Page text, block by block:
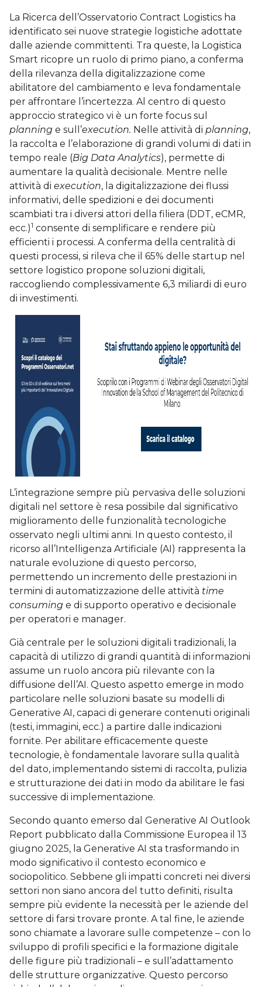
La Ricerca dell’Osservatorio Contract Logistics ha
identificato sei nuove strategie logistiche adottate
dalle aziende committenti. Tra queste, la Logistica
Smart ricopre un ruolo di primo piano, a conferma
della rilevanza della digitalizzazione come
abilitatore del cambiamento e leva fondamentale
per affrontare l’incertezza. Al centro di questo
approccio strategico vi è un forte focus sul
planning e sull’execution. Nelle attività di planning,
la raccolta e l’elaborazione di grandi volumi di dati in
tempo reale (Big Data Analytics), permette di
aumentare la qualità decisionale. Mentre nelle
attività di execution, la digitalizzazione dei flussi
informativi, delle spedizioni e dei documenti
scambiati tra i diversi attori della filiera (DDT, eCMR,
ecc.)1 consente di semplificare e rendere più
efficienti i processi. A conferma della centralità di
questi processi, si rileva che il 65% delle startup nel
settore logistico propone soluzioni digitali,
raccogliendo complessivamente 6,3 miliardi di euro
di investimenti.
L’integrazione sempre più pervasiva delle soluzioni
digitali nel settore è resa possibile dal significativo
miglioramento delle funzionalità tecnologiche
osservato negli ultimi anni. In questo contesto, il
ricorso all’Intelligenza Artificiale (AI) rappresenta la
naturale evoluzione di questo percorso,
permettendo un incremento delle prestazioni in
termini di automatizzazione delle attività time
consuming e di supporto operativo e decisionale
per operatori e manager.
Già centrale per le soluzioni digitali tradizionali, la
capacità di utilizzo di grandi quantità di informazioni
assume un ruolo ancora più rilevante con la
diffusione dell’AI. Questo aspetto emerge in modo
particolare nelle soluzioni basate su modelli di
Generative AI, capaci di generare contenuti originali
(testi, immagini, ecc.) a partire dalle indicazioni
fornite. Per abilitare efficacemente queste
tecnologie, è fondamentale lavorare sulla qualità
del dato, implementando sistemi di raccolta, pulizia
e strutturazione dei dati in modo da abilitare le fasi
successive di implementazione.
Secondo quanto emerso dal Generative AI Outlook
Report pubblicato dalla Commissione Europea il 13
giugno 2025, la Generative AI sta trasformando in
modo significativo il contesto economico e
sociopolitico. Sebbene gli impatti concreti nei diversi
settori non siano ancora del tutto definiti, risulta
sempre più evidente la necessità per le aziende del
settore di farsi trovare pronte. A tal fine, le aziende
sono chiamate a lavorare sulle competenze – con lo
sviluppo di profili specifici e la formazione digitale
delle figure più tradizionali – e sull’adattamento
delle strutture organizzative. Questo percorso